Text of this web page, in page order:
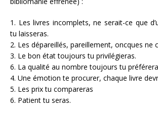
1. Les livres incomplets, ne serait-ce que
tu laisseras.
2. Les dépareillés, pareillement, oncques ne
3. Le bon état toujours tu privilégieras.
6. La qualité au nombre toujours tu
4. Une émotion te procurer, chaque livre
5. Les prix tu compareras
6. Patient tu seras.